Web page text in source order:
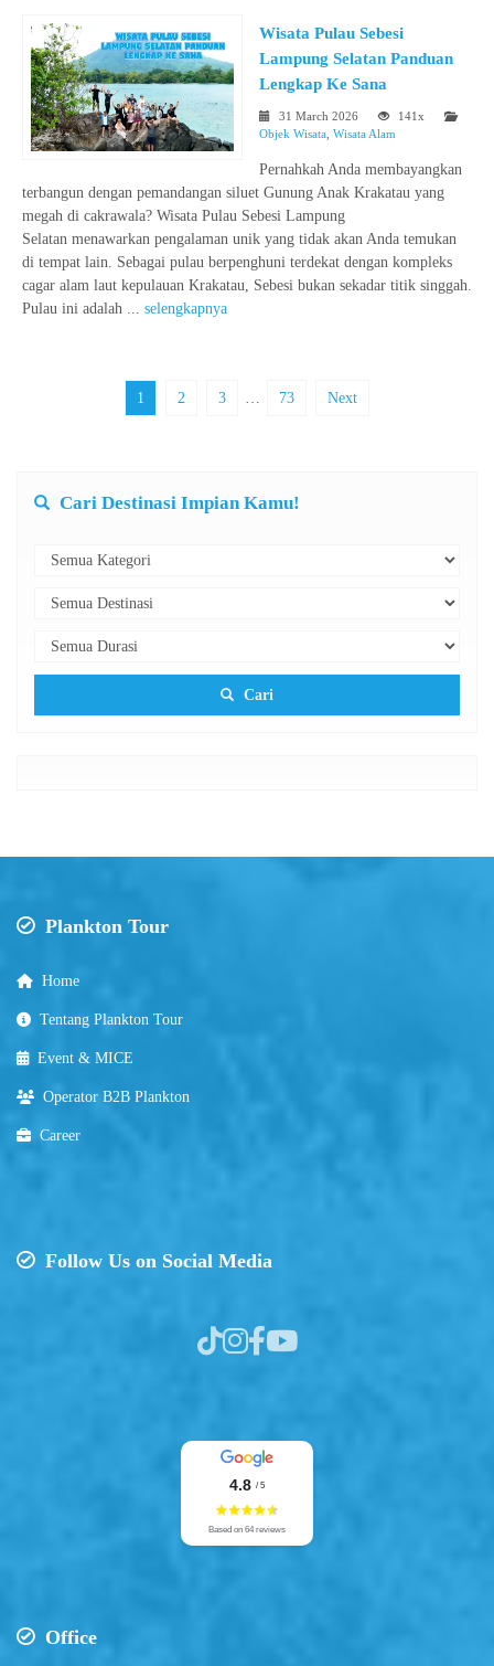
Wisata Pulau Sebesi
Lampung Selatan Panduan
Lengkap Ke Sana
31 March 2026
141x
Objek Wisata, Wisata Alam
Pernahkah Anda membayangkan
terbangun dengan pemandangan siluet Gunung Anak Krakatau yang
megah di cakrawala? Wisata Pulau Sebesi Lampung
Selatan menawarkan pengalaman unik yang tidak akan Anda temukan
di tempat lain. Sebagai pulau berpenghuni terdekat dengan kompleks
cagar alam laut kepulauan Krakatau, Sebesi bukan sekadar titik singgah.
Pulau ini adalah ... selengkapnya
1 2 3 … 73 Next
Cari Destinasi Impian Kamu!
Cari
Plankton Tour
Home
Tentang Plankton Tour
Event & MICE
Operator B2B Plankton
Career
Follow Us on Social Media
4.8 / 5
Based on 64 reviews
Office